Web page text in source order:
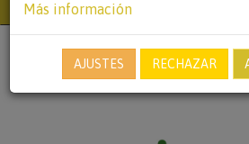
ZEIGLER
Más información
AJUSTES RECHAZAR